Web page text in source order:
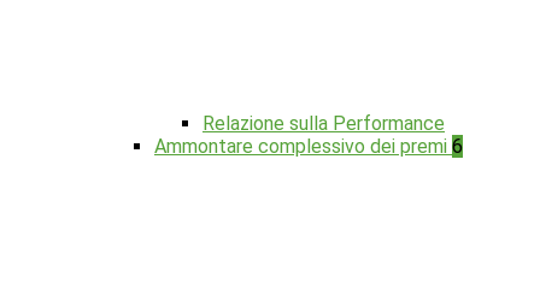
Relazione sulla Performance
Ammontare complessivo dei premi 6